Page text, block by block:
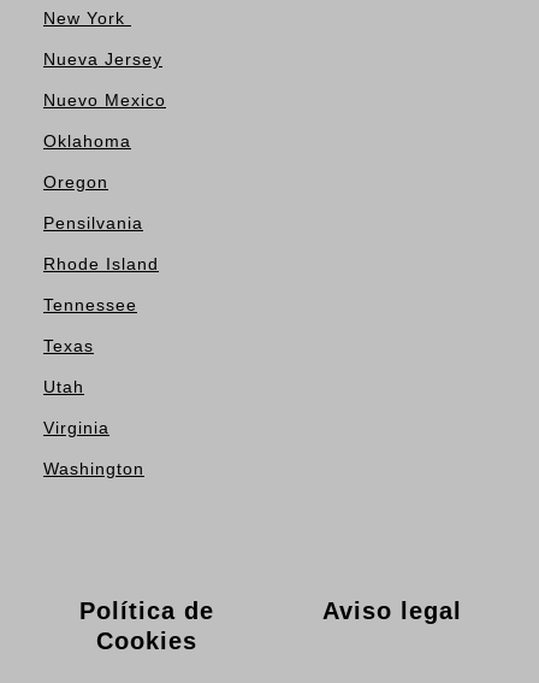
New York
Nueva Jersey
Nuevo Mexico
Oklahoma
Oregon
Pensilvania
Rhode Island
Tennessee
Texas
Utah
Virginia
Washington
Política de
Cookies
Aviso legal